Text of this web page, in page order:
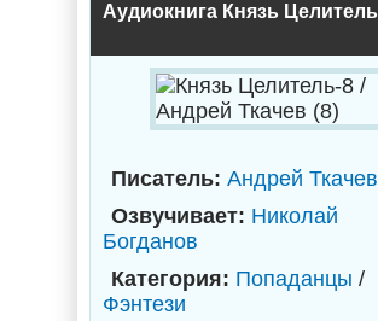
Писатель: Андрей Ткачев
Озвучивает: Николай
Богданов
Категория: Попаданцы /
Фэнтези